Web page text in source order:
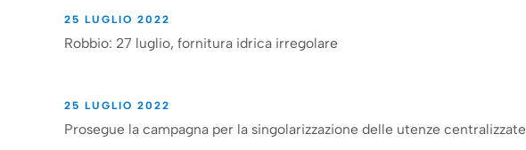
25 LUGLIO 2022
Robbio: 27 luglio, fornitura idrica irregolare
25 LUGLIO 2022
Prosegue la campagna per la singolarizzazione delle utenze centralizzate